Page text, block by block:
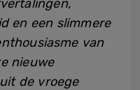
en een slimmere
van
nieuwe
de vroege